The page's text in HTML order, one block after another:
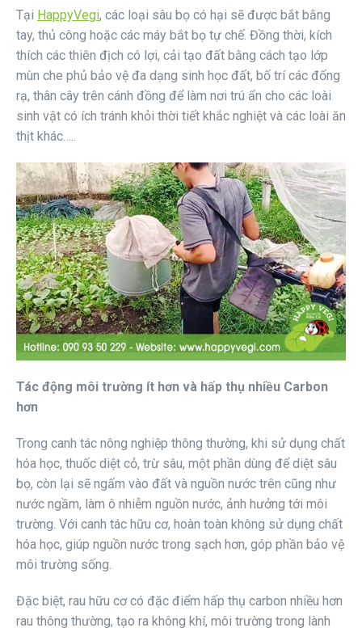
Tại HappyVegi, các loại sâu bọ có hại sẽ được bắt bằng
tay, thủ công hoặc các máy bắt bọ tự chế. Đồng thời, kích
thích các thiên địch có lợi, cải tạo đất bằng cách tạo lớp
mùn che phủ bảo vệ đa dạng sinh học đất, bố trí các đống
rạ, thân cây trên cánh đồng để làm nơi trú ẩn cho các loài
sinh vật có ích tránh khỏi thời tiết khắc nghiệt và các loài ăn
thịt khác…..
Tác động môi trường ít hơn và hấp thụ nhiều Carbon
hơn
Trong canh tác nông nghiệp thông thường, khi sử dụng chất
hóa học, thuốc diệt cỏ, trừ sâu, một phần dùng để diệt sâu
bọ, còn lại sẽ ngấm vào đất và nguồn nước trên cũng như
nước ngầm, làm ô nhiễm nguồn nước, ảnh hưởng tới môi
trường. Với canh tác hữu cơ, hoàn toàn không sử dụng chất
hóa học, giúp nguồn nước trong sạch hơn, góp phần bảo vệ
môi trường sống.
Đặc biệt, rau hữu cơ có đặc điểm hấp thụ carbon nhiều hơn
rau thông thường, tạo ra không khí, môi trường trong lành